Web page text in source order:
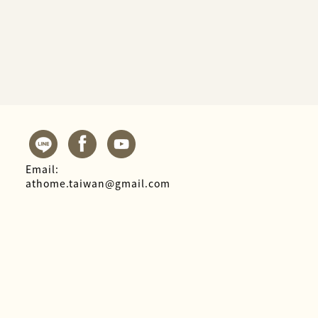
Email:
athome.taiwan@gmail.com